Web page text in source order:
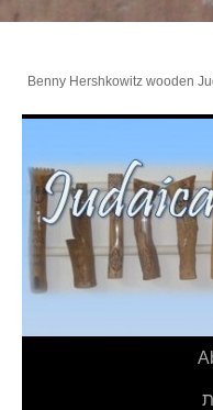
Benny Hershkowitz wooden